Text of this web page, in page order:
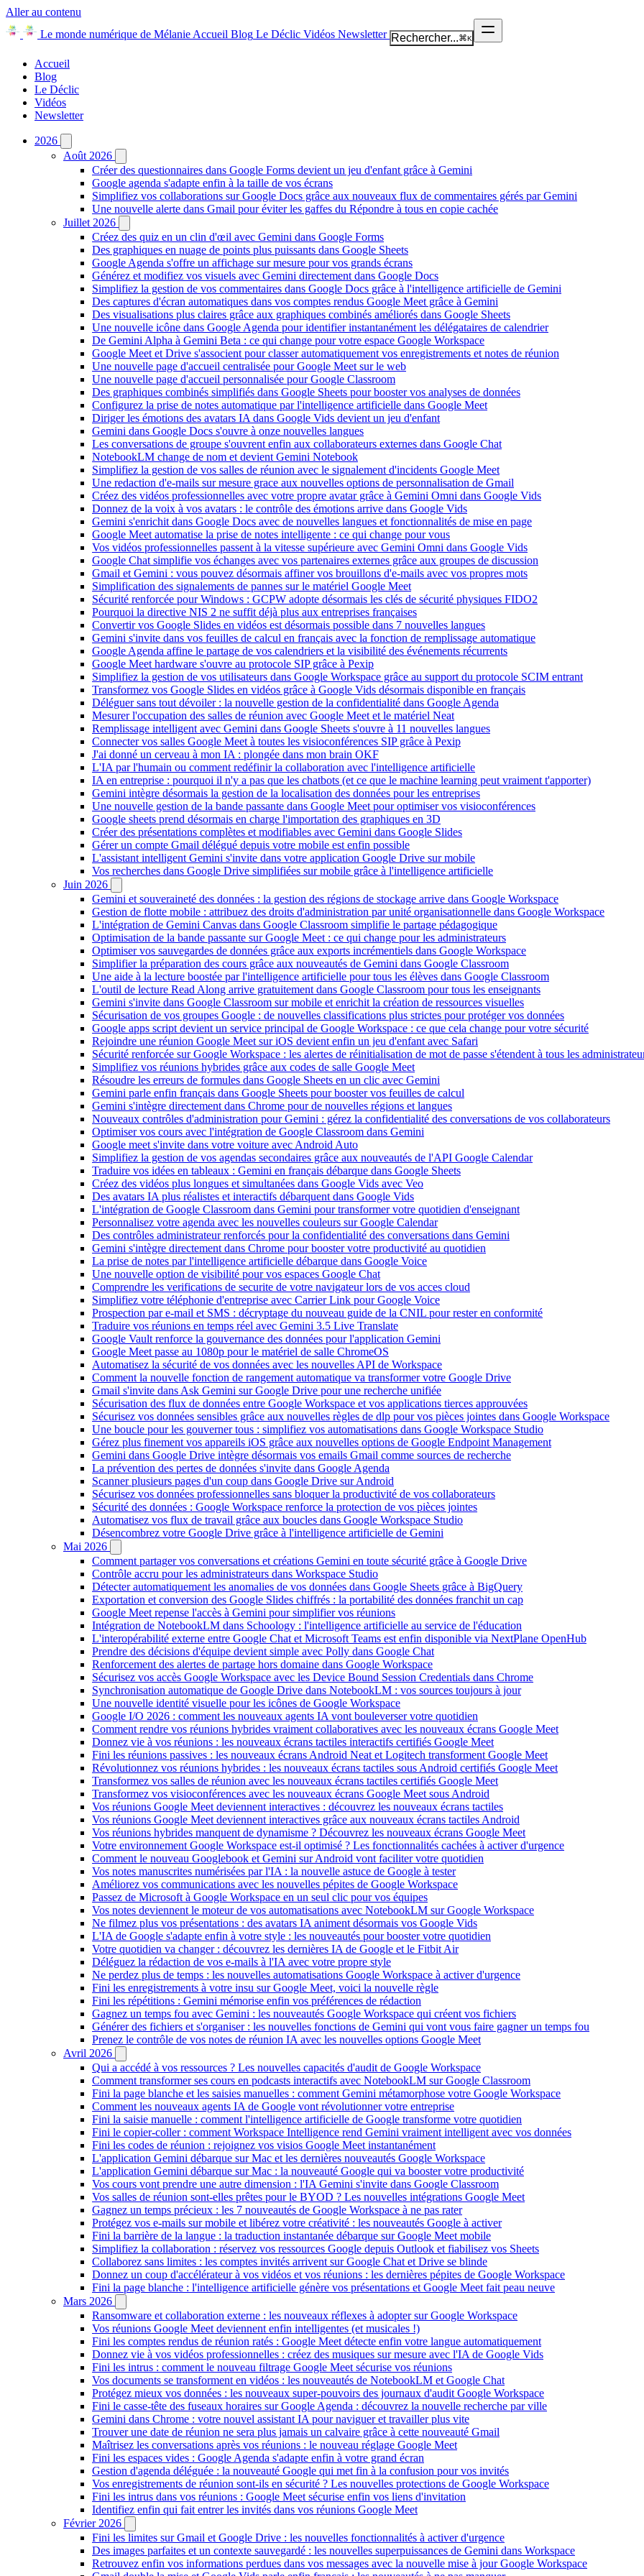
Aller au contenu
Le monde numérique de Mélanie Accueil Blog Le Déclic Vidéos Newsletter Rechercher...⌘K
Accueil
Blog
Le Déclic
Vidéos
Newsletter
2026
Août 2026
Créer des questionnaires dans Google Forms devient un jeu d'enfant grâce à Gemini
Google agenda s'adapte enfin à la taille de vos écrans
Simplifiez vos collaborations sur Google Docs grâce aux nouveaux flux de commentaires gérés par Gemini
Une nouvelle alerte dans Gmail pour éviter les gaffes du Répondre à tous en copie cachée
Juillet 2026
Créez des quiz en un clin d'œil avec Gemini dans Google Forms
Des graphiques en nuage de points plus puissants dans Google Sheets
Google Agenda s'offre un affichage sur mesure pour vos grands écrans
Générez et modifiez vos visuels avec Gemini directement dans Google Docs
Simplifiez la gestion de vos commentaires dans Google Docs grâce à l'intelligence artificielle de Gemini
Des captures d'écran automatiques dans vos comptes rendus Google Meet grâce à Gemini
Des visualisations plus claires grâce aux graphiques combinés améliorés dans Google Sheets
Une nouvelle icône dans Google Agenda pour identifier instantanément les délégataires de calendrier
De Gemini Alpha à Gemini Beta : ce qui change pour votre espace Google Workspace
Google Meet et Drive s'associent pour classer automatiquement vos enregistrements et notes de réunion
Une nouvelle page d'accueil centralisée pour Google Meet sur le web
Une nouvelle page d'accueil personnalisée pour Google Classroom
Des graphiques combinés simplifiés dans Google Sheets pour booster vos analyses de données
Configurez la prise de notes automatique par l'intelligence artificielle dans Google Meet
Diriger les émotions des avatars IA dans Google Vids devient un jeu d'enfant
Gemini dans Google Docs s'ouvre à onze nouvelles langues
Les conversations de groupe s'ouvrent enfin aux collaborateurs externes dans Google Chat
NotebookLM change de nom et devient Gemini Notebook
Simplifiez la gestion de vos salles de réunion avec le signalement d'incidents Google Meet
Une redaction d'e-mails sur mesure grace aux nouvelles options de personnalisation de Gmail
Créez des vidéos professionnelles avec votre propre avatar grâce à Gemini Omni dans Google Vids
Donnez de la voix à vos avatars : le contrôle des émotions arrive dans Google Vids
Gemini s'enrichit dans Google Docs avec de nouvelles langues et fonctionnalités de mise en page
Google Meet automatise la prise de notes intelligente : ce qui change pour vous
Vos vidéos professionnelles passent à la vitesse supérieure avec Gemini Omni dans Google Vids
Google Chat simplifie vos échanges avec vos partenaires externes grâce aux groupes de discussion
Gmail et Gemini : vous pouvez désormais affiner vos brouillons d'e-mails avec vos propres mots
Simplification des signalements de pannes sur le matériel Google Meet
Sécurité renforcée pour Windows : GCPW adopte désormais les clés de sécurité physiques FIDO2
Pourquoi la directive NIS 2 ne suffit déjà plus aux entreprises françaises
Convertir vos Google Slides en vidéos est désormais possible dans 7 nouvelles langues
Gemini s'invite dans vos feuilles de calcul en français avec la fonction de remplissage automatique
Google Agenda affine le partage de vos calendriers et la visibilité des événements récurrents
Google Meet hardware s'ouvre au protocole SIP grâce à Pexip
Simplifiez la gestion de vos utilisateurs dans Google Workspace grâce au support du protocole SCIM entrant
Transformez vos Google Slides en vidéos grâce à Google Vids désormais disponible en français
Déléguer sans tout dévoiler : la nouvelle gestion de la confidentialité dans Google Agenda
Mesurer l'occupation des salles de réunion avec Google Meet et le matériel Neat
Remplissage intelligent avec Gemini dans Google Sheets s'ouvre à 11 nouvelles langues
Connecter vos salles Google Meet à toutes les visioconférences SIP grâce à Pexip
J'ai donné un cerveau à mon IA : plongée dans mon brain OKF
L'IA par l'humain ou comment redéfinir la collaboration avec l'intelligence artificielle
IA en entreprise : pourquoi il n'y a pas que les chatbots (et ce que le machine learning peut vraiment t'apporter)
Gemini intègre désormais la gestion de la localisation des données pour les entreprises
Une nouvelle gestion de la bande passante dans Google Meet pour optimiser vos visioconférences
Google sheets prend désormais en charge l'importation des graphiques en 3D
Créer des présentations complètes et modifiables avec Gemini dans Google Slides
Gérer un compte Gmail délégué depuis votre mobile est enfin possible
L'assistant intelligent Gemini s'invite dans votre application Google Drive sur mobile
Vos recherches dans Google Drive simplifiées sur mobile grâce à l'intelligence artificielle
Juin 2026
Gemini et souveraineté des données : la gestion des régions de stockage arrive dans Google Workspace
Gestion de flotte mobile : attribuez des droits d'administration par unité organisationnelle dans Google Workspace
L'intégration de Gemini Canvas dans Google Classroom simplifie le partage pédagogique
Optimisation de la bande passante sur Google Meet : ce qui change pour les administrateurs
Optimiser vos sauvegardes de données grâce aux exports incrémentiels dans Google Workspace
Simplifier la préparation des cours grâce aux nouveautés de Gemini dans Google Classroom
Une aide à la lecture boostée par l'intelligence artificielle pour tous les élèves dans Google Classroom
L'outil de lecture Read Along arrive gratuitement dans Google Classroom pour tous les enseignants
Gemini s'invite dans Google Classroom sur mobile et enrichit la création de ressources visuelles
Sécurisation de vos groupes Google : de nouvelles classifications plus strictes pour protéger vos données
Google apps script devient un service principal de Google Workspace : ce que cela change pour votre sécurité
Rejoindre une réunion Google Meet sur iOS devient enfin un jeu d'enfant avec Safari
Sécurité renforcée sur Google Workspace : les alertes de réinitialisation de mot de passe s'étendent à tous les
Simplifiez vos réunions hybrides grâce aux codes de salle Google Meet
Résoudre les erreurs de formules dans Google Sheets en un clic avec Gemini
Gemini parle enfin français dans Google Sheets pour booster vos feuilles de calcul
Gemini s'intègre directement dans Chrome pour de nouvelles régions et langues
Nouveaux contrôles d'administration pour Gemini : gérez la confidentialité des conversations de vos collaborateurs
Optimiser vos cours avec l'intégration de Google Classroom dans Gemini
Google meet s'invite dans votre voiture avec Android Auto
Simplifiez la gestion de vos agendas secondaires grâce aux nouveautés de l'API Google Calendar
Traduire vos idées en tableaux : Gemini en français débarque dans Google Sheets
Créez des vidéos plus longues et simultanées dans Google Vids avec Veo
Des avatars IA plus réalistes et interactifs débarquent dans Google Vids
L'intégration de Google Classroom dans Gemini pour transformer votre quotidien d'enseignant
Personnalisez votre agenda avec les nouvelles couleurs sur Google Calendar
Des contrôles administrateur renforcés pour la confidentialité des conversations dans Gemini
Gemini s'intègre directement dans Chrome pour booster votre productivité au quotidien
La prise de notes par l'intelligence artificielle débarque dans Google Voice
Une nouvelle option de visibilité pour vos espaces Google Chat
Comprendre les verifications de securite de votre navigateur lors de vos acces cloud
Simplifiez votre téléphonie d'entreprise avec Carrier Link pour Google Voice
Prospection par e-mail et SMS : décryptage du nouveau guide de la CNIL pour rester en conformité
Traduire vos réunions en temps réel avec Gemini 3.5 Live Translate
Google Vault renforce la gouvernance des données pour l'application Gemini
Google Meet passe au 1080p pour le matériel de salle ChromeOS
Automatisez la sécurité de vos données avec les nouvelles API de Workspace
Comment la nouvelle fonction de rangement automatique va transformer votre Google Drive
Gmail s'invite dans Ask Gemini sur Google Drive pour une recherche unifiée
Sécurisation des flux de données entre Google Workspace et vos applications tierces approuvées
Sécurisez vos données sensibles grâce aux nouvelles règles de dlp pour vos pièces jointes dans Google Workspace
Une boucle pour les gouverner tous : simplifiez vos automatisations dans Google Workspace Studio
Gérez plus finement vos appareils iOS grâce aux nouvelles options de Google Endpoint Management
Gemini dans Google Drive intègre désormais vos emails Gmail comme sources de recherche
La prévention des pertes de données s'invite dans Google Agenda
Scanner plusieurs pages d'un coup dans Google Drive sur Android
Sécurisez vos données professionnelles sans bloquer la productivité de vos collaborateurs
Sécurité des données : Google Workspace renforce la protection de vos pièces jointes
Automatisez vos flux de travail grâce aux boucles dans Google Workspace Studio
Désencombrez votre Google Drive grâce à l'intelligence artificielle de Gemini
Mai 2026
Comment partager vos conversations et créations Gemini en toute sécurité grâce à Google Drive
Contrôle accru pour les administrateurs dans Workspace Studio
Détecter automatiquement les anomalies de vos données dans Google Sheets grâce à BigQuery
Exportation et conversion des Google Slides chiffrés : la portabilité des données franchit un cap
Google Meet repense l'accès à Gemini pour simplifier vos réunions
Intégration de NotebookLM dans Schoology : l'intelligence artificielle au service de l'éducation
L'interopérabilité externe entre Google Chat et Microsoft Teams est enfin disponible via NextPlane OpenHub
Prendre des décisions d'équipe devient simple avec Polly dans Google Chat
Renforcement des alertes de partage hors domaine dans Google Workspace
Sécurisez vos accès Google Workspace avec les Device Bound Session Credentials dans Chrome
Synchronisation automatique de Google Drive dans NotebookLM : vos sources toujours à jour
Une nouvelle identité visuelle pour les icônes de Google Workspace
Google I/O 2026 : comment les nouveaux agents IA vont bouleverser votre quotidien
Comment rendre vos réunions hybrides vraiment collaboratives avec les nouveaux écrans Google Meet
Donnez vie à vos réunions : les nouveaux écrans tactiles interactifs certifiés Google Meet
Fini les réunions passives : les nouveaux écrans Android Neat et Logitech transforment Google Meet
Révolutionnez vos réunions hybrides : les nouveaux écrans tactiles sous Android certifiés Google Meet
Transformez vos salles de réunion avec les nouveaux écrans tactiles certifiés Google Meet
Transformez vos visioconférences avec les nouveaux écrans Google Meet sous Android
Vos réunions Google Meet deviennent interactives : découvrez les nouveaux écrans tactiles
Vos réunions Google Meet deviennent interactives grâce aux nouveaux écrans tactiles Android
Vos réunions hybrides manquent de dynamisme ? Découvrez les nouveaux écrans Google Meet
Votre environnement Google Workspace est-il optimisé ? Les fonctionnalités cachées à activer d'urgence
Comment le nouveau Googlebook et Gemini sur Android vont faciliter votre quotidien
Vos notes manuscrites numérisées par l'IA : la nouvelle astuce de Google à tester
Améliorez vos communications avec les nouvelles pépites de Google Workspace
Passez de Microsoft à Google Workspace en un seul clic pour vos équipes
Vos notes deviennent le moteur de vos automatisations avec NotebookLM sur Google Workspace
Ne filmez plus vos présentations : des avatars IA animent désormais vos Google Vids
L'IA de Google s'adapte enfin à votre style : les nouveautés pour booster votre quotidien
Votre quotidien va changer : découvrez les dernières IA de Google et le Fitbit Air
Déléguez la rédaction de vos e-mails à l'IA avec votre propre style
Ne perdez plus de temps : les nouvelles automatisations Google Workspace à activer d'urgence
Fini les enregistrements à votre insu sur Google Meet, voici la nouvelle règle
Fini les répétitions : Gemini mémorise enfin vos préférences de rédaction
Gagnez un temps fou avec Gemini : les nouveautés Google Workspace qui créent vos fichiers
Générer des fichiers et s'organiser : les nouvelles fonctions de Gemini qui vont vous faire gagner un temps fou
Prenez le contrôle de vos notes de réunion IA avec les nouvelles options Google Meet
Avril 2026
Qui a accédé à vos ressources ? Les nouvelles capacités d'audit de Google Workspace
Comment transformer ses cours en podcasts interactifs avec NotebookLM sur Google Classroom
Fini la page blanche et les saisies manuelles : comment Gemini métamorphose votre Google Workspace
Comment les nouveaux agents IA de Google vont révolutionner votre entreprise
Fini la saisie manuelle : comment l'intelligence artificielle de Google transforme votre quotidien
Fini le copier-coller : comment Workspace Intelligence rend Gemini vraiment intelligent avec vos données
Fini les codes de réunion : rejoignez vos visios Google Meet instantanément
L'application Gemini débarque sur Mac et les dernières nouveautés Google Workspace
L'application Gemini débarque sur Mac : la nouveauté Google qui va booster votre productivité
Vos cours vont prendre une autre dimension : l'IA Gemini s'invite dans Google Classroom
Vos salles de réunion sont-elles prêtes pour le BYOD ? Les nouvelles intégrations Google Meet
Gagnez un temps précieux : les 7 nouveautés de Google Workspace à ne pas rater
Protégez vos e-mails sur mobile et libérez votre créativité : les nouveautés Google à activer
Fini la barrière de la langue : la traduction instantanée débarque sur Google Meet mobile
Simplifiez la collaboration : réservez vos ressources Google depuis Outlook et fiabilisez vos Sheets
Collaborez sans limites : les comptes invités arrivent sur Google Chat et Drive se blinde
Donnez un coup d'accélérateur à vos vidéos et vos réunions : les dernières pépites de Google Workspace
Fini la page blanche : l'intelligence artificielle génère vos présentations et Google Meet fait peau neuve
Mars 2026
Ransomware et collaboration externe : les nouveaux réflexes à adopter sur Google Workspace
Vos réunions Google Meet deviennent enfin intelligentes (et musicales !)
Fini les comptes rendus de réunion ratés : Google Meet détecte enfin votre langue automatiquement
Donnez vie à vos vidéos professionnelles : créez des musiques sur mesure avec l'IA de Google Vids
Fini les intrus : comment le nouveau filtrage Google Meet sécurise vos réunions
Vos documents se transforment en vidéos : les nouveautés de NotebookLM et Google Chat
Protégez mieux vos données : les nouveaux super-pouvoirs des journaux d'audit Google Workspace
Fini le casse-tête des fuseaux horaires sur Google Agenda : découvrez la nouvelle recherche par ville
Gemini dans Chrome : votre nouvel assistant IA pour naviguer et travailler plus vite
Trouver une date de réunion ne sera plus jamais un calvaire grâce à cette nouveauté Gmail
Maîtrisez les conversations après vos réunions : le nouveau réglage Google Meet
Fini les espaces vides : Google Agenda s'adapte enfin à votre grand écran
Gestion d'agenda déléguée : la nouveauté Google qui met fin à la confusion pour vos invités
Vos enregistrements de réunion sont-ils en sécurité ? Les nouvelles protections de Google Workspace
Fini les intrus dans vos réunions : Google Meet sécurise enfin vos liens d'invitation
Identifiez enfin qui fait entrer les invités dans vos réunions Google Meet
Février 2026
Fini les limites sur Gmail et Google Drive : les nouvelles fonctionnalités à activer d'urgence
Des images parfaites et un contexte sauvegardé : les nouvelles superpuissances de Gemini dans Workspace
Retrouvez enfin vos informations perdues dans vos messages avec la nouvelle mise à jour Google Workspace